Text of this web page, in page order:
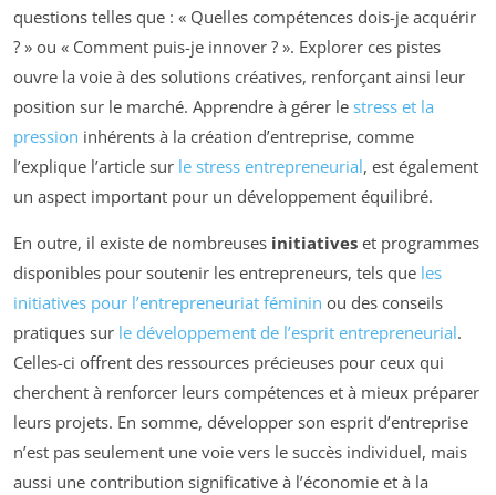
questions telles que : « Quelles compétences dois-je acquérir
? » ou « Comment puis-je innover ? ». Explorer ces pistes
ouvre la voie à des solutions créatives, renforçant ainsi leur
position sur le marché. Apprendre à gérer le stress et la
pression inhérents à la création d’entreprise, comme
l’explique l’article sur le stress entrepreneurial, est également
un aspect important pour un développement équilibré.
En outre, il existe de nombreuses initiatives et programmes
disponibles pour soutenir les entrepreneurs, tels que les
initiatives pour l’entrepreneuriat féminin ou des conseils
pratiques sur le développement de l’esprit entrepreneurial.
Celles-ci offrent des ressources précieuses pour ceux qui
cherchent à renforcer leurs compétences et à mieux préparer
leurs projets. En somme, développer son esprit d’entreprise
n’est pas seulement une voie vers le succès individuel, mais
aussi une contribution significative à l’économie et à la